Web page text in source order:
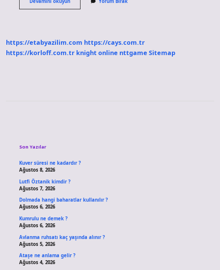
Karşı
https://etabyazilim.com https://cays.com.tr
https://korloff.com.tr knight online nttgame Sitemap
Son Yazılar
Kuver süresi ne kadardır ?
Ağustos 8, 2026
Lutfi Öztanik kimdir ?
Ağustos 7, 2026
Dolmada hangi baharatlar kullanılır ?
Ağustos 6, 2026
Kumrulu ne demek ?
Ağustos 6, 2026
Avlanma ruhsatı kaç yaşında alınır ?
Ağustos 5, 2026
Ataşe ne anlama gelir ?
Ağustos 4, 2026